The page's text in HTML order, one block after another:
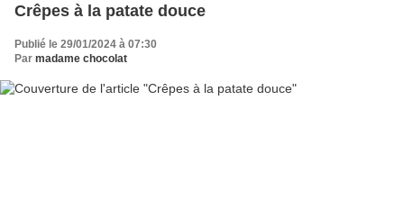
Crêpes à la patate douce
Publié le 29/01/2024 à 07:30
Par madame chocolat